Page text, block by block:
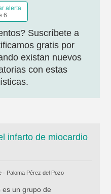
alerta
6
Suscríbete a
gratis por
existan nuevos
con estas
infarto de miocardio
· Paloma Pérez del Pozo
es un grupo de